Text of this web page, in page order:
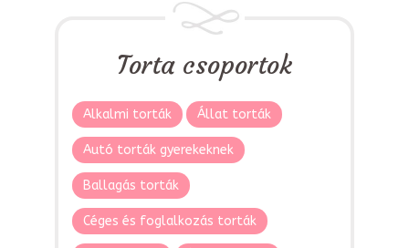
Torta csoportok
Alkalmi torták Állat torták
Autó torták gyerekeknek
Ballagás torták
Céges és foglalkozás torták